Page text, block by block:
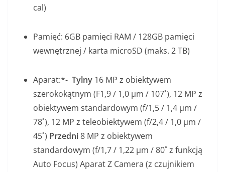
cal)
Pamięć: 6GB pamięci RAM / 128GB pamięci
wewnętrznej / karta microSD (maks. 2 TB)
Aparat:*- Tylny 16 MP z obiektywem
szerokokątnym (F1,9 / 1,0 μm / 107˚), 12 MP z
obiektywem standardowym (f/1,5 / 1,4 μm /
78˚), 12 MP z teleobiektywem (f/2,4 / 1,0 μm /
45˚) Przedni8 MP z obiektywem
standardowym (f/1,7 / 1,22 μm / 80˚ z funkcją
Auto Focus) Aparat Z Camera (z czujnikiem